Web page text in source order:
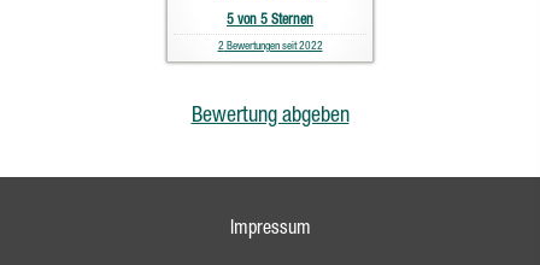
5 von 5 Sternen
2Bewertungen seit 2022
Bewertung abgeben
Impressum